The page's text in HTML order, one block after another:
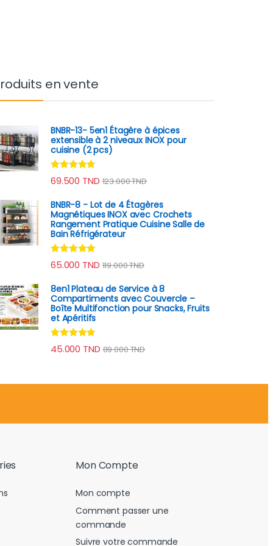
en vente
BNBR-13- 5en1 Étagère à épices
extensible à 2 niveaux INOX pour
cuisine (2 pcs)
Note4.60
sur 5
69.500 TND 123.000TND
BNBR-8 - Lot de 4 Étagères
Magnétiques INOX avec Crochets
Rangement Pratique Cuisine Salle de
Bain Réfrigérateur
Note4.79
sur 5
65.000 TND 119.000TND
8en1 Plateau de Service à 8
Compartiments avec Couvercle –
Boîte Multifonction pour Snacks, Fruits
et Apéritifs
Note4.60
sur 5
45.000 TND 89.000TND
Mon Compte
Mon compte
Comment passer une
commande
Suivre votre commande